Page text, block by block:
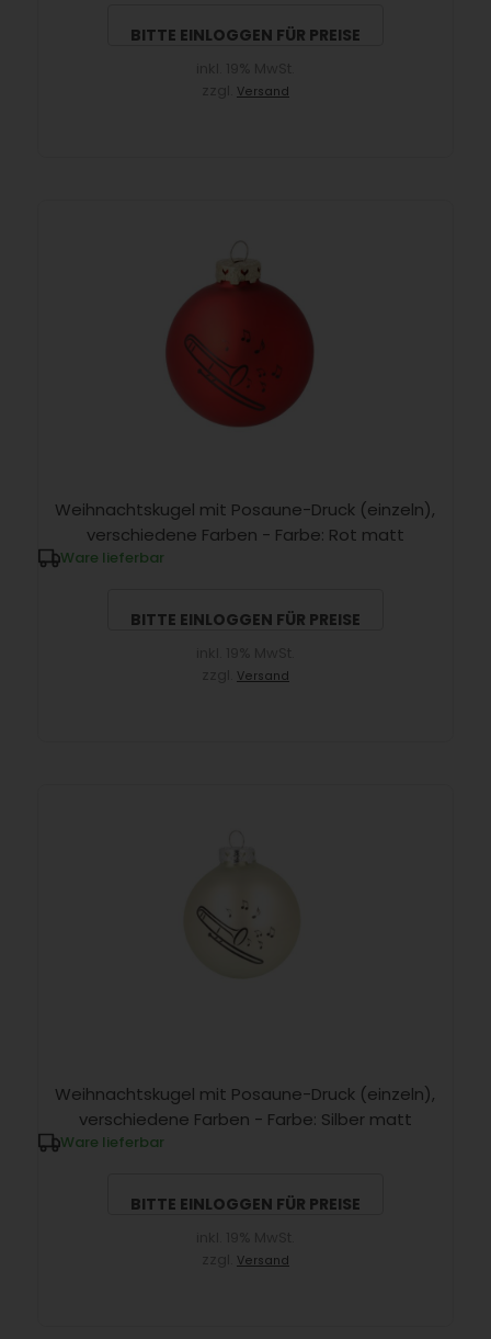
BITTE EINLOGGEN FÜR PREISE
Versand
Weihnachtskugel mit Posaune-Druck (einzeln),
verschiedene Farben - Farbe: Rot matt
Ware lieferbar
BITTE EINLOGGEN FÜR PREISE
Versand
Weihnachtskugel mit Posaune-Druck (einzeln),
verschiedene Farben - Farbe: Silber matt
Ware lieferbar
BITTE EINLOGGEN FÜR PREISE
Versand